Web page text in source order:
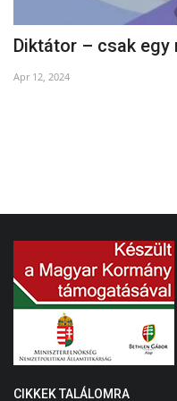
Diktátor – csak egy
Apr 12, 2024
CIKKEK TALÁLOMRA